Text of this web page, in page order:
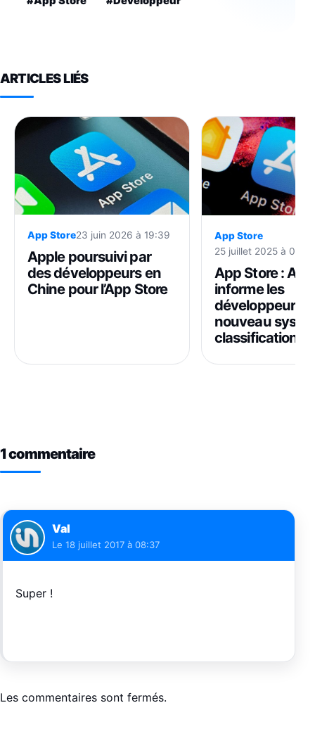
ARTICLES LIÉS
App Store23 juin 2026 à 19:39
Apple poursuivi par
des développeurs en
Chine pour l’App Store
App Store
25 juillet 2025 à
App Store :
informe les
développeurs
nouveau
classification
1 commentaire
Val
Le 18 juillet 2017 à 08:37
Super !
Les commentaires sont fermés.